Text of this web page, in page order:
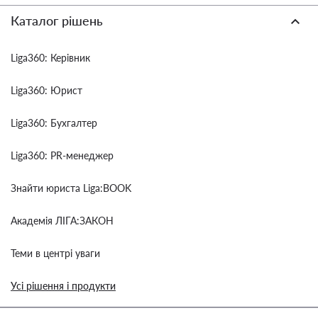
Каталог рішень
Liga360: Керівник
Liga360: Юрист
Liga360: Бухгалтер
Liga360: PR-менеджер
Знайти юриста Liga:BOOK
Академія ЛІГА:ЗАКОН
Теми в центрі уваги
Усі рішення і продукти